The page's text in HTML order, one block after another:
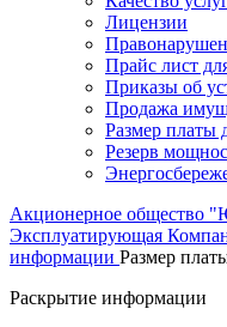
Лицензии
Прайс лист
Приказы об
Продажа
Размер платы
Резерв
Акционерное общество
Эксплуатирующая
информации Размер
Раскрытие информации